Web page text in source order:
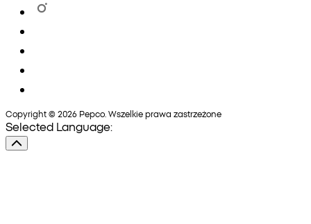
Copyright © 2026 Pepco. Wszelkie prawa zastrzeżone
Selected Language: